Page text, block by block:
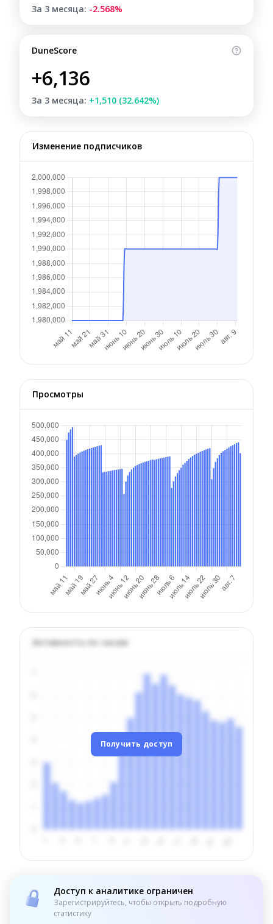
За 3 месяца: -2.568%
DuneScore
+6,136
За 3 месяца: +1,510 (32.642%)
Изменение подписчиков
Просмотры
Активность по часам
Получить доступ
Доступ к аналитике ограничен
Зарегистрируйтесь, чтобы открыть подробную
статистику